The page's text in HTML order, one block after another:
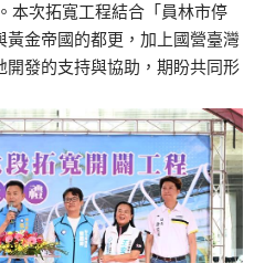
本次拓寬工程結合「員林市停
金帝國的都更，加上國營臺灣
發的支持與協助，期盼共同形